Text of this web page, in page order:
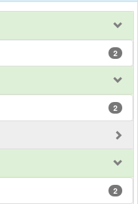
2
2
2